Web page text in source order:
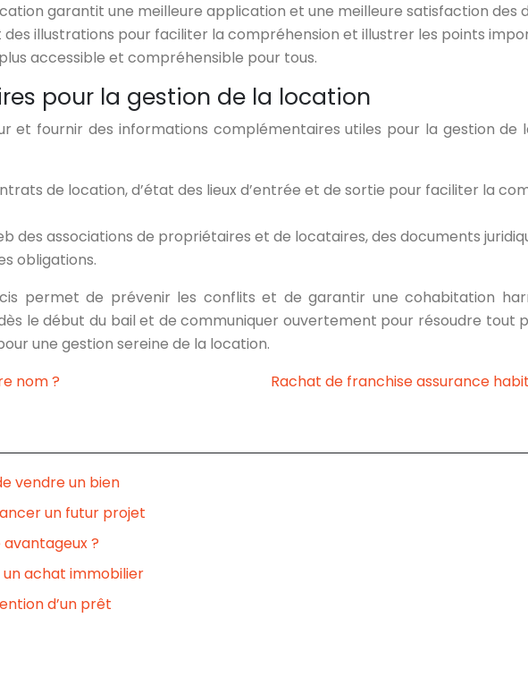
garantit une meilleure application et une meilleure satisfaction des
illustrations pour faciliter la compréhension et illustrer les points
accessible et compréhensible pour tous.
pour la gestion de la location
et fournir des informations complémentaires utiles pour la gestion de
de location, d’état des lieux d’entrée et de sortie pour faciliter la
des associations de propriétaires et de locataires, des documents
obligations.
permet de prévenir les conflits et de garantir une cohabitation
le début du bail et de communiquer ouvertement pour résoudre tout
une gestion sereine de la location.
nom ?
Rachat de franchise assurance
vendre un bien
un futur projet
?
achat immobilier
d’un prêt